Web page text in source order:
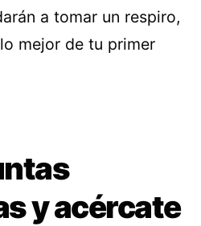
a tomar un respiro,
mejor de tu primer
y acércate